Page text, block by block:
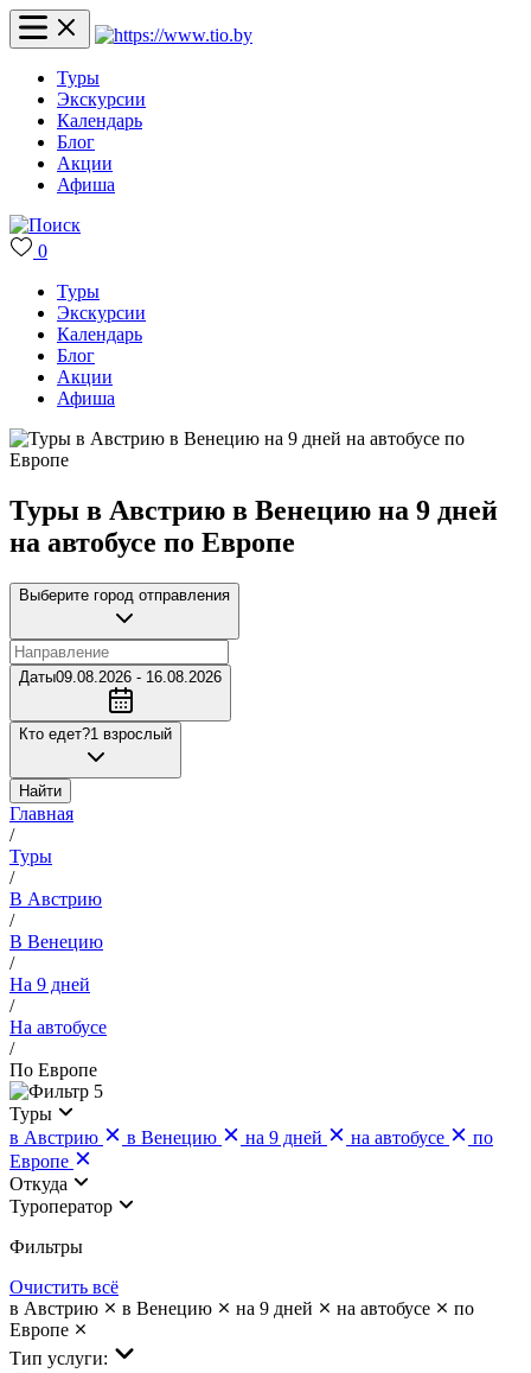
Туры
Экскурсии
Календарь
Блог
Акции
Афиша
0
Туры
Экскурсии
Календарь
Блог
Акции
Афиша
Туры в Австрию в Венецию на 9 дней
на автобусе по Европе
Выберите город отправления
Даты09.08.2026 - 16.08.2026
Кто едет?1 взрослый
Найти
Главная
/
Туры
/
В Австрию
/
В Венецию
/
На 9 дней
/
На автобусе
/
По Европе
5
Туры
в Австрию
в Венецию на 9 дней на автобусе
по
Европе
Откуда
Туроператор
Фильтры
Очистить всё
в Австрию
в Венецию на 9 дней на автобусе
по
Европе
Тип услуги: